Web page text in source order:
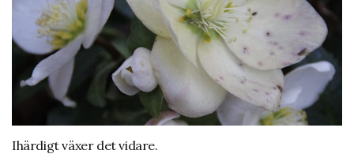
Ihärdigt växer det vidare.